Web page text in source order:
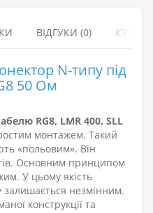
ВІДГУКИ (0)
N-типу під
50 Ом
RG8, LMR 400, SLL
монтажем. Такий
«польовим». Він
Основним принципом
У цьому якість
залишається незмінним.
конструкції та